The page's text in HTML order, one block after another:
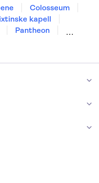
Colosseum
kapell
Pantheon
Potter Studios